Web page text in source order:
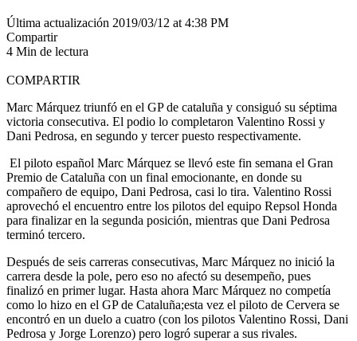
Última actualización 2019/03/12 at 4:38 PM
Compartir
4 Min de lectura
COMPARTIR
Marc Márquez triunfó en el GP de cataluña y consiguó su séptima
victoria consecutiva. El podio lo completaron Valentino Rossi y
Dani Pedrosa, en segundo y tercer puesto respectivamente.
El piloto español Marc Márquez se llevó este fin semana el Gran
Premio de Cataluña con un final emocionante, en donde su
compañero de equipo, Dani Pedrosa, casi lo tira. Valentino Rossi
aprovechó el encuentro entre los pilotos del equipo Repsol Honda
para finalizar en la segunda posición, mientras que Dani Pedrosa
terminó tercero.
Después de seis carreras consecutivas, Marc Márquez no inició la
carrera desde la pole, pero eso no afectó su desempeño, pues
finalizó en primer lugar. Hasta ahora Marc Márquez no competía
como lo hizo en el GP de Cataluña;esta vez el piloto de Cervera se
encontró en un duelo a cuatro (con los pilotos Valentino Rossi, Dani
Pedrosa y Jorge Lorenzo) pero logró superar a sus rivales.